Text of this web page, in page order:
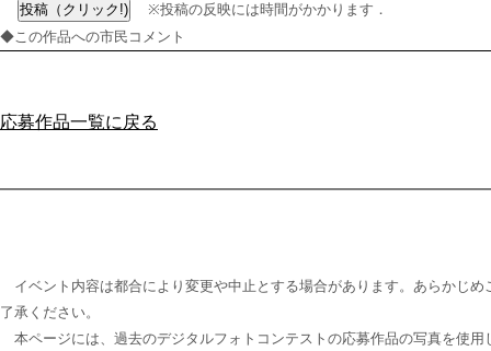
※投稿の反映には時間がかかります．
◆この作品への市民コメント
応募作品一覧に戻る
イベント内容は都合により変更や中止とする場合があります。あらかじめ
了承ください。
本ページには、過去のデジタルフォトコンテストの応募作品の写真を使用